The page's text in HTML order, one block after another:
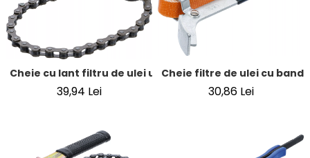
Cheie cu lant filtru de ulei universal | Antrenare patrat
39,94 Lei
Cheie filtre de ulei cu
30,86 Lei